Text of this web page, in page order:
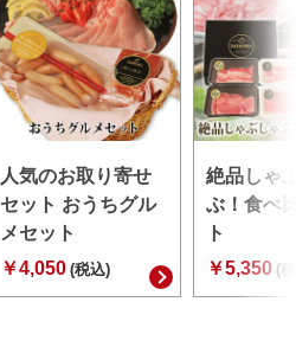
人気のお取り寄せ
セット おうちグル
メセット
￥4,050 (税込)
絶品しゃ
ぶ！食べ
ト
￥5,350 (